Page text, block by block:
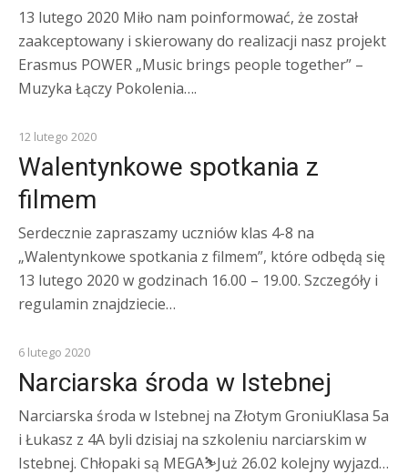
13 lutego 2020 Miło nam poinformować, że został
zaakceptowany i skierowany do realizacji nasz projekt
Erasmus POWER „Music brings people together” –
Muzyka Łączy Pokolenia….
KOMUNIKATY
12 lutego 2020
Walentynkowe spotkania z
filmem
Serdecznie zapraszamy uczniów klas 4-8 na
„Walentynkowe spotkania z filmem”, które odbędą się
13 lutego 2020 w godzinach 16.00 – 19.00. Szczegóły i
regulamin znajdziecie…
WYJAZDY
6 lutego 2020
Narciarska środa w Istebnej
Narciarska środa w Istebnej na Złotym GroniuKlasa 5a
i Łukasz z 4A byli dzisiaj na szkoleniu narciarskim w
Istebnej. Chłopaki są MEGA⛷Już 26.02 kolejny wyjazd…